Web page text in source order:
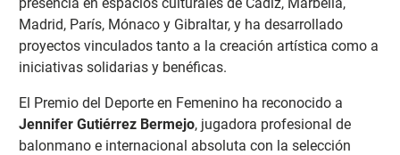
Madrid, París, Mónaco y Gibraltar, y ha desarrollado
proyectos vinculados tanto a la creación artística como a
iniciativas solidarias y benéficas.
El Premio del Deporte en Femenino ha reconocido a
Jennifer Gutiérrez Bermejo, jugadora profesional de
balonmano e internacional absoluta con la selección